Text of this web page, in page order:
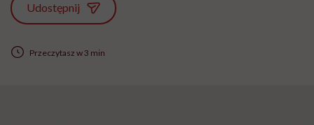
Udostępnij
Przeczytasz w 3 min